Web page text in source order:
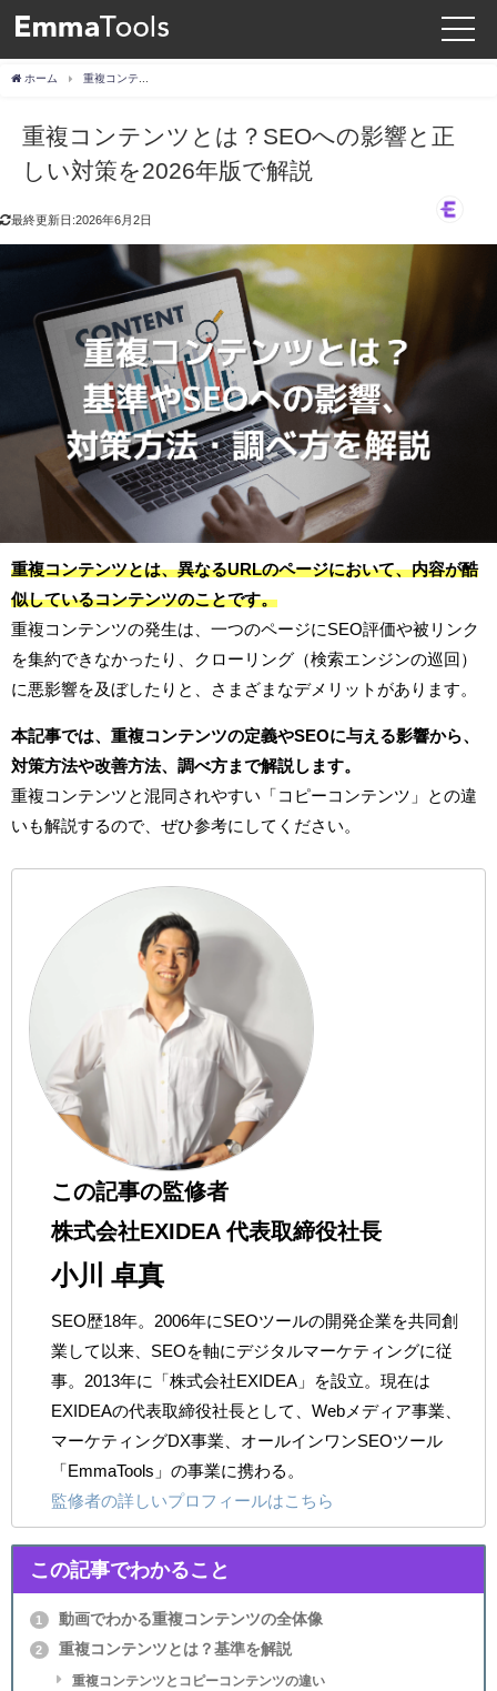
ホーム
重複コンテンツとは？SEOへの影響と正
しい対策を2026年版で解説
最終更新日:2026年6月2日
重複コンテンツとは、異なるURLのページにおいて、内容が酷
似しているコンテンツのことです。
重複コンテンツの発生は、一つのページにSEO評価や被リンク
を集約できなかったり、クローリング（検索エンジンの巡回）
に悪影響を及ぼしたりと、さまざまなデメリットがあります。
本記事では、重複コンテンツの定義やSEOに与える影響から、
対策方法や改善方法、調べ方まで解説します。
重複コンテンツと混同されやすい「コピーコンテンツ」との違
いも解説するので、ぜひ参考にしてください。
この記事の監修者
株式会社EXIDEA 代表取締役社長
小川 卓真
SEO歴18年。2006年にSEOツールの開発企業を共同創
業して以来、SEOを軸にデジタルマーケティングに従
事。2013年に「株式会社EXIDEA」を設立。現在は
EXIDEAの代表取締役社長として、Webメディア事業、
マーケティングDX事業、オールインワンSEOツール
「EmmaTools」の事業に携わる。
監修者の詳しいプロフィールはこちら
この記事でわかること
1 動画でわかる重複コンテンツの全体像
2 重複コンテンツとは？基準を解説
重複コンテンツとコピーコンテンツの違い